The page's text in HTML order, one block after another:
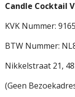
Candle Cocktail
KVK Nummer:
BTW Nummer:
Nikkelstraat 21,
(Geen